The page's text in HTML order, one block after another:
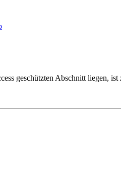
geschützten Abschnitt liegen,